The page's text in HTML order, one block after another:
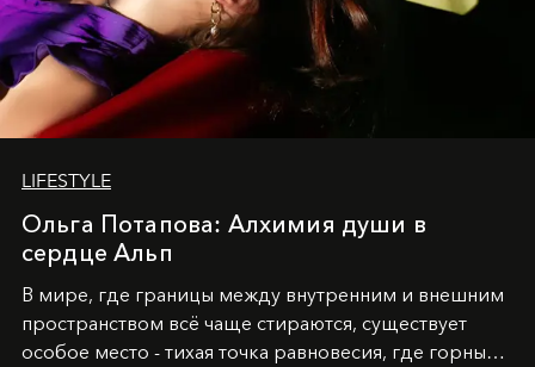
LIFESTYLE
Ольга Потапова: Алхимия души в
сердце Альп
В мире, где границы между внутренним и внешним
пространством всё чаще стираются, существует
особое место - тихая точка равновесия, где горные